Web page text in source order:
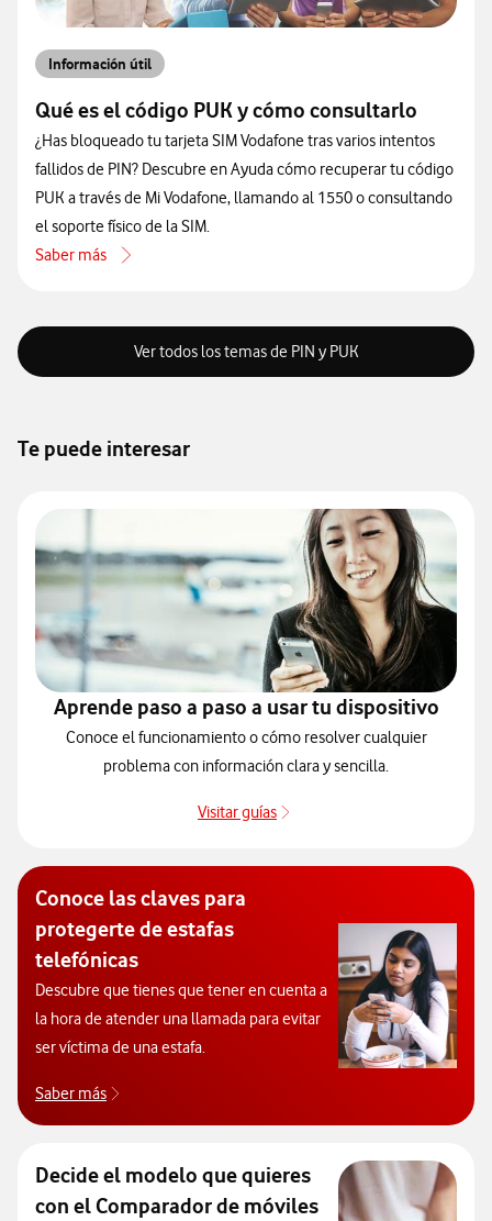
Información útil
Qué es el código PUK y cómo consultarlo
¿Has bloqueado tu tarjeta SIM Vodafone tras varios intentos
fallidos de PIN? Descubre en Ayuda cómo recuperar tu código
PUK a través de Mi Vodafone, llamando al 1550 o consultando
el soporte físico de la SIM.
Saber más
acerca de Qué es el código PUK y cómo consultarlo
Ver todos los temas de PIN y PUK
Te puede interesar
Aprende paso a paso a usar tu dispositivo
Conoce el funcionamiento o cómo resolver cualquier
problema con información clara y sencilla.
Visitar guías
Conoce las claves para
protegerte de estafas
telefónicas
Descubre que tienes que tener en cuenta a
la hora de atender una llamada para evitar
ser víctima de una estafa.
Saber más
Decide el modelo que quieres
con el Comparador de móviles